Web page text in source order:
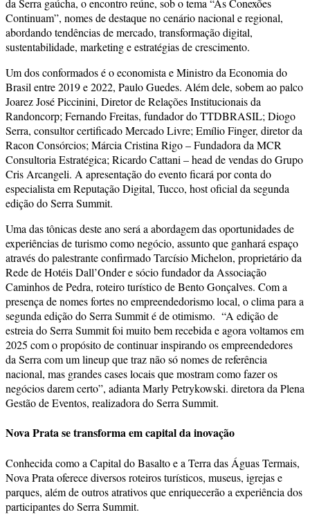
da Serra gaúcha, o encontro reúne, sob o tema “As Conexões
Continuam”, nomes de destaque no cenário nacional e regional,
abordando tendências de mercado, transformação digital,
sustentabilidade, marketing e estratégias de crescimento.
Um dos conformados é o economista e Ministro da Economia do
Brasil entre 2019 e 2022, Paulo Guedes. Além dele, sobem ao palco
Joarez José Piccinini, Diretor de Relações Institucionais da
Randoncorp; Fernando Freitas, fundador do TTDBRASIL; Diogo
Serra, consultor certificado Mercado Livre; Emílio Finger, diretor da
Racon Consórcios; Márcia Cristina Rigo – Fundadora da MCR
Consultoria Estratégica; Ricardo Cattani – head de vendas do Grupo
Cris Arcangeli. A apresentação do evento ficará por conta do
especialista em Reputação Digital, Tucco, host oficial da segunda
edição do Serra Summit.
Uma das tônicas deste ano será a abordagem das oportunidades de
experiências de turismo como negócio, assunto que ganhará espaço
através do palestrante confirmado Tarcísio Michelon, proprietário da
Rede de Hotéis Dall’Onder e sócio fundador da Associação
Caminhos de Pedra, roteiro turístico de Bento Gonçalves. Com a
presença de nomes fortes no empreendedorismo local, o clima para a
segunda edição do Serra Summit é de otimismo. “A edição de
estreia do Serra Summit foi muito bem recebida e agora voltamos em
2025 com o propósito de continuar inspirando os empreendedores
da Serra com um lineup que traz não só nomes de referência
nacional, mas grandes cases locais que mostram como fazer os
negócios darem certo”, adianta Marly Petrykowski. diretora da Plena
Gestão de Eventos, realizadora do Serra Summit.
Nova Prata se transforma em capital da inovação
Conhecida como a Capital do Basalto e a Terra das Águas Termais,
Nova Prata oferece diversos roteiros turísticos, museus, igrejas e
parques, além de outros atrativos que enriquecerão a experiência dos
participantes do Serra Summit.